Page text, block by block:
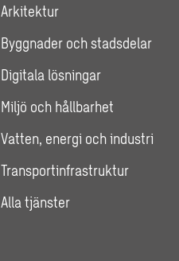
Arkitektur
Byggnader och stadsdelar
Digitala lösningar
Miljö och hållbarhet
Vatten, energi och industri
Transportinfrastruktur
Alla tjänster